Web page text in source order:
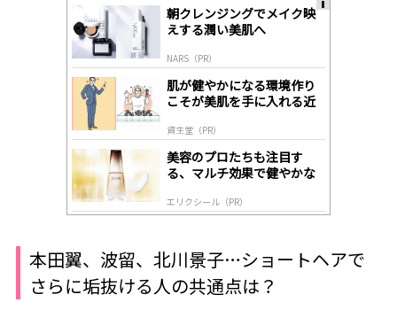
朝クレンジングでメイク映
えする潤い美肌へ
NARS（PR）
肌が健やかになる環境作り
こそが美肌を手に入れる近
資生堂（PR）
美容のプロたちも注目す
る、マルチ効果で健やかな
エリクシール（PR）
本田翼、波留、北川景子…ショートヘアで
さらに垢抜ける人の共通点は？